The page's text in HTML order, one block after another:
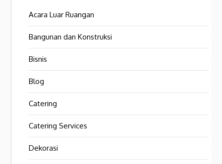
Acara Luar Ruangan
Bangunan dan Konstruksi
Bisnis
Blog
Catering
Catering Services
Dekorasi